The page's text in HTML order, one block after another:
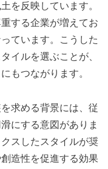
を反映しています。
する企業が増えてお
ています。こうした
イルを選ぶことが、
もつながります。
求める背景には、従
にする意図がありま
スしたスタイルが奨
造性を促進する効果